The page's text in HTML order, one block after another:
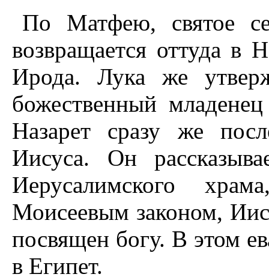
По Матфею, святое
возвращается оттуда в
Ирода. Лука же
божественный
Hазарет сразу же
Иисуса. Он
Иерусалимского
Моисеевым законом,
посвящен богу. В этом
в Египет.